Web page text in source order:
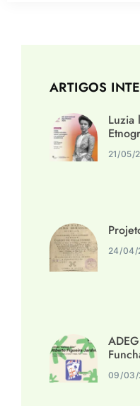
ARTIGOS
Luzia
21/05/
24/04/
09/03/